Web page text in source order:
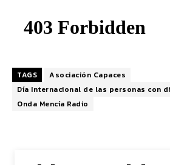
TAGS
Asociación Capaces
Día Internacional de las personas con
Onda Mencía Radio